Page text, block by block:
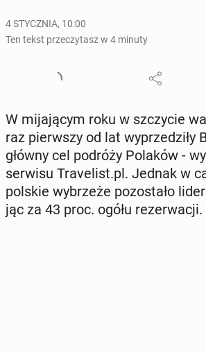
4 STYCZNIA, 10:00
Ten tekst przeczytasz w 4 minuty
W mi­ja­ją­cym roku w szczy­cie
raz pierw­szy od lat wy­prze­dzi­ły
główny cel podróży Polaków -
serwisu Tra­ve­list.pl. Jednak w
polskie wy­brze­że po­zo­sta­ło
jąc za 43 proc. ogółu re­zer­wa­cji.